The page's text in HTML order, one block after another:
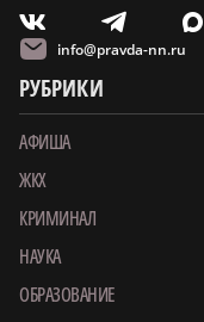
V T X
info@pravda-nn.ru
РУБРИКИ
АФИША
ЖКХ
КРИМИНАЛ
НАУКА
ОБРАЗОВАНИЕ